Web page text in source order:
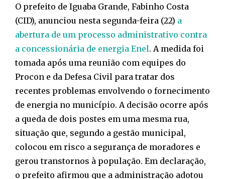
O prefeito de Iguaba Grande, Fabinho Costa
(CID), anunciou nesta segunda-feira (22) a
abertura de um processo administrativo contra
a concessionária de energia Enel. A medida foi
tomada após uma reunião com equipes do
Procon e da Defesa Civil para tratar dos
recentes problemas envolvendo o fornecimento
de energia no município. A decisão ocorre após
a queda de dois postes em uma mesma rua,
situação que, segundo a gestão municipal,
colocou em risco a segurança de moradores e
gerou transtornos à população. Em declaração,
o prefeito afirmou que a administração adotou